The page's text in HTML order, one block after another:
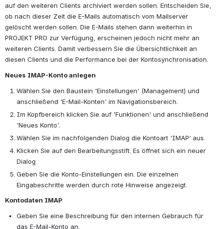
auf den weiteren Clients archiviert werden sollen. Entscheiden Sie,
ob nach dieser Zeit die E-Mails automatisch vom Mailserver
gelöscht werden sollen. Die E-Mails stehen dann weiterhin in
PROJEKT PRO zur Verfügung, erscheinen jedoch nicht mehr an
weiteren Clients. Damit verbessern Sie die Übersichtlichkeit an
diesen Clients und die Performance bei der Kontosynchronisation.
Neues IMAP-Konto anlegen
Wählen Sie den Baustein 'Einstellungen' (Management) und
anschließend 'E-Mail-Konten' im Navigationsbereich.
Im Kopfbereich klicken Sie auf 'Funktionen' und anschließend
'Neues Konto'.
Wählen Sie im nachfolgenden Dialog die Kontoart 'IMAP‘ aus.
Klicken Sie auf den Bearbeitungsstift. Es öffnet sich ein neuer
Dialog
Geben Sie die Konto-Einstellungen ein. Die einzelnen
Eingabeschritte werden durch rote Hinweise angezeigt.
Kontodaten IMAP
Geben Sie eine Beschreibung für den internen Gebrauch für
das E-Mail-Konto an.